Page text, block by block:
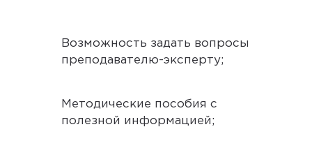
Возможность задать вопросы
преподавателю-эксперту;
Методические пособия с
полезной информацией;